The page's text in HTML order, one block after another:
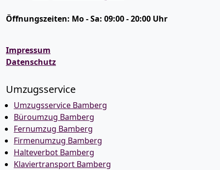
Öffnungszeiten: Mo - Sa: 09:00 - 20:00 Uhr
Impressum
Datenschutz
Umzugsservice
Umzugsservice Bamberg
Büroumzug Bamberg
Fernumzug Bamberg
Firmenumzug Bamberg
Halteverbot Bamberg
Klaviertransport Bamberg